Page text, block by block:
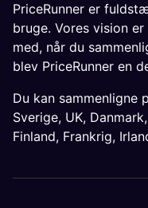
PriceRunner er
bruge. Vores vision
med, når du
blev PriceRunner en
Du kan sammenligne
Sverige, UK, Danmark,
Finland, Frankrig,